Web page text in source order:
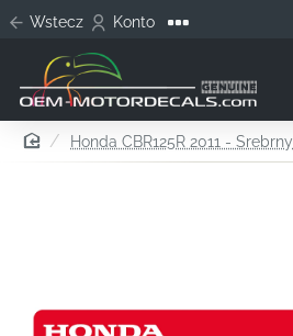
Wstecz Konto
homeHonda CBR125R 2011 - Srebrny